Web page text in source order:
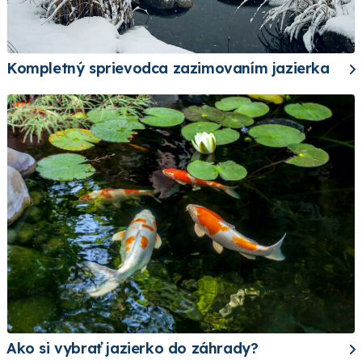
Kompletný sprievodca zazimovaním jazierka
Ako si vybrať jazierko do záhrady?